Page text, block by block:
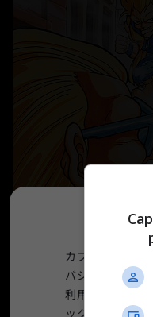
カプコンタウン
バシーポリシー
利用規約および
ックを入れて「